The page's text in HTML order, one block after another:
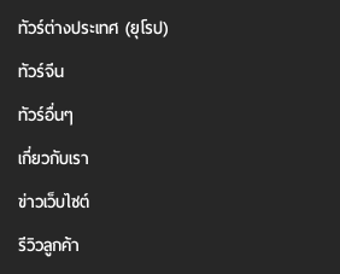
ทัวร์ต่างประเทศ (ยุโรป)
ทัวร์จีน
ทัวร์อื่นๆ
เกี่ยวกับเรา
ข่าวเว็บไซต์
รีวิวลูกค้า